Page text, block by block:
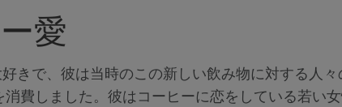
愛
きで、彼は当時のこの新しい飲み物に対する人
費しました。彼はコーヒーに恋をしている若い